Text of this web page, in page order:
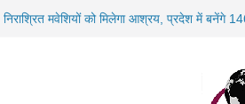
निराश्रित मवेशियों को मिलेगा आश्रय, प्रदेश में बनेंगे
जब डीजी जेल बने शिक्षक: बंदियों को पढ़ाई अंग्रेजी,
रायपुर स्टेशन पर 500 किलो पनीर की खेप जब्त,